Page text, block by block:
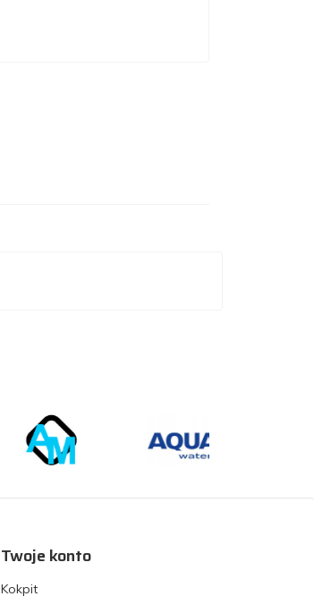
Twoje konto
Kokpit